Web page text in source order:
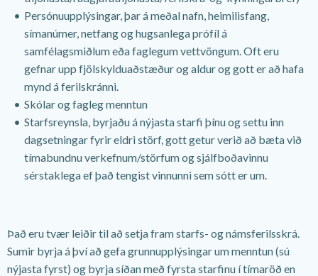
Persónuupplýsingar, þar á meðal nafn, heimilisfang,
símanúmer, netfang og hugsanlega prófíl á
samfélagsmiðlum eða faglegum vettvöngum. Oft eru
gefnar upp fjölskylduaðstæður og aldur og gott er að hafa
mynd á ferilskránni.
Skólar og fagleg menntun
Starfsreynsla, byrjaðu á nýjasta starfi þínu og settu inn
dagsetningar fyrir eldri störf, gott getur verið að bæta við
tímabundnu verkefnum/störfum og sjálfboðavinnu
sérstaklega ef það tengist vinnunni sem sótt er um.
Það eru tvær leiðir til að setja fram starfs- og námsferilsskrá.
Sumir byrja á því að gefa grunnupplýsingar um menntun (sú
nýjasta fyrst) og byrja síðan með fyrsta starfinu í tímaröð en